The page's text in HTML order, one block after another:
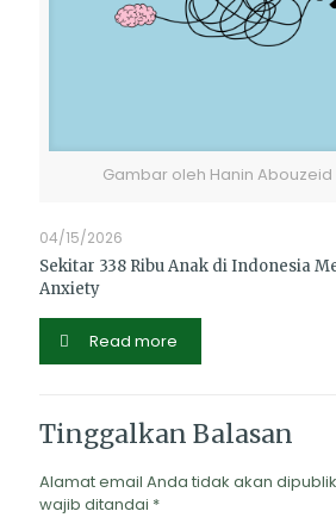
Gambar oleh Hanin
04/15/2026
Sekitar 338 Ribu Anak di Indonesia
Anxiety
Read more
Tinggalkan Balasan
Alamat email Anda tidak akan
wajib ditandai *